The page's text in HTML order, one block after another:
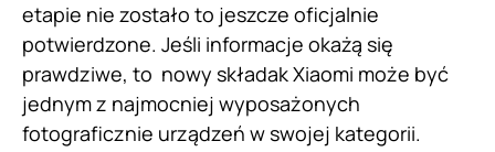
etapie nie zostało to jeszcze oficjalnie
potwierdzone. Jeśli informacje okażą się
prawdziwe, to nowy składak Xiaomi może być
jednym z najmocniej wyposażonych
fotograficznie urządzeń w swojej kategorii.